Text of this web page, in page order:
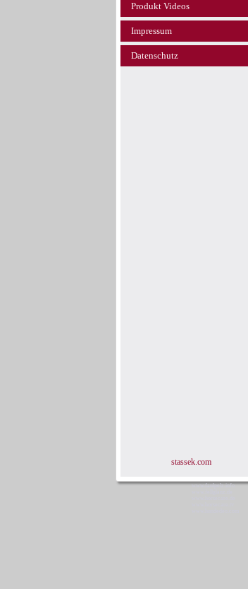
Produkt Videos
Impressum
Datenschutz
stassek.com
www.faulpelz.info